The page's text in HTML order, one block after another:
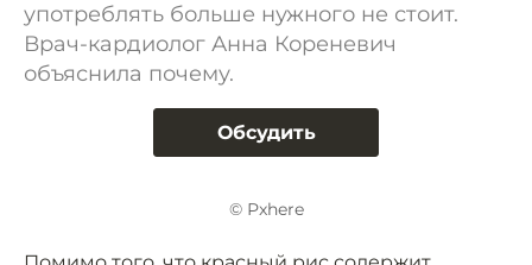
употреблять больше нужного не стоит.
Врач-кардиолог Анна Кореневич
объяснила почему.
Обсудить
© Рxhere